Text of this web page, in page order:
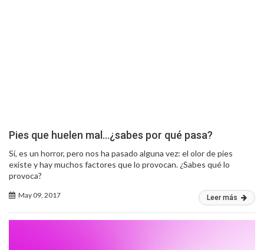
Pies que huelen mal…¿sabes por qué pasa?
Sí, es un horror, pero nos ha pasado alguna vez: el olor de pies
existe y hay muchos factores que lo provocan. ¿Sabes qué lo
provoca?
May 09, 2017 Leer más